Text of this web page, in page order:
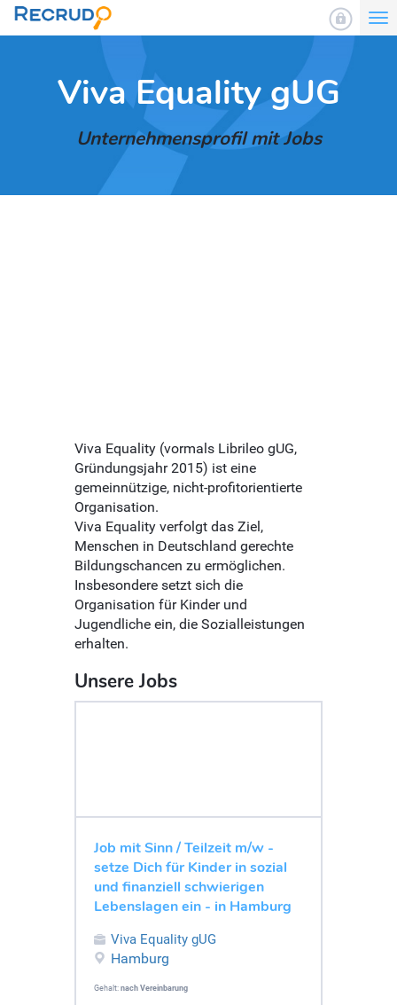
Viva Equality gUG
Unternehmensprofil mit Jobs
Viva Equality (vormals Librileo gUG,
Gründungsjahr 2015) ist eine
gemeinnützige, nicht-profitorientierte
Organisation.
Viva Equality verfolgt das Ziel,
Menschen in Deutschland gerechte
Bildungschancen zu ermöglichen.
Insbesondere setzt sich die
Organisation für Kinder und
Jugendliche ein, die Sozialleistungen
erhalten.
Unsere Jobs
Job mit Sinn / Teilzeit m/w -
setze Dich für Kinder in sozial
und finanziell schwierigen
Lebenslagen ein - in Hamburg
Viva Equality gUG
Hamburg
Gehalt: nach Vereinbarung